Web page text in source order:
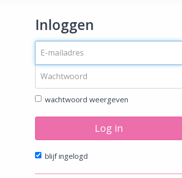
Inloggen
wachtwoord weergeven
Log in
blijf ingelogd